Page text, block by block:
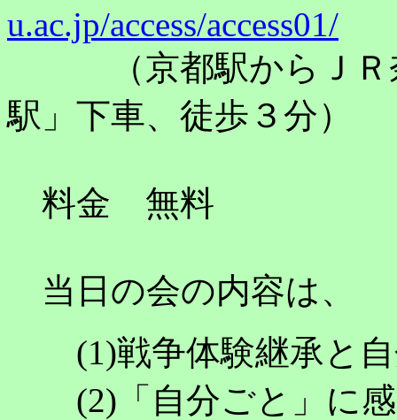
u.ac.jp/access/access01/
（京都駅からＪＲ奈
駅」下車、徒歩３分）
料金 無料
当日の会の内容
(1)戦争体験継承と自
(2)「自分ごと」に感